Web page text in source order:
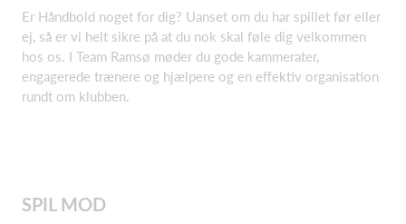
Er Håndbold noget for dig? Uanset om du har spillet før eller
ej, så er vi helt sikre på at du nok skal føle dig velkommen
hos os. I Team Ramsø møder du gode kammerater,
engagerede trænere og hjælpere og en effektiv organisation
rundt om klubben.
SPIL MOD